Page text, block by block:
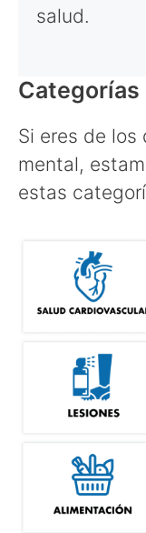
salud.
Categorías
Si eres de
mental,
estas